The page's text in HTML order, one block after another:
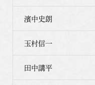
濱中史朗
玉村信一
田中講平